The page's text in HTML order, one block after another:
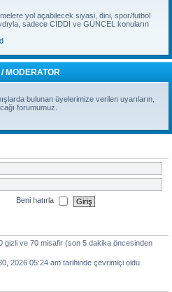
yol açabilecek siyasi, dini, spor/futbol
sadece CİDDİ ve GÜNCEL konuların
MODERATOR
bulunan üyelerimize verilen uyarıların,
forumumuz.
Beni hatırla
gizli ve 70 misafir (son 5 dakika öncesinden
2026 05:24 am tarihinde çevrimiçi oldu